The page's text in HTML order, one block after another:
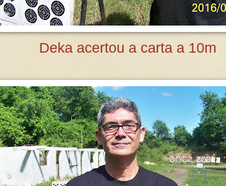
Deka acertou a carta a 10m